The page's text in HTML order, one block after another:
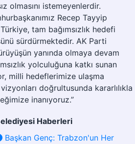
olmasını istemeyenlerdir.
Recep Tayyip
tam bağımsızlık hedefi
sürdürmektedir. AK Parti
yanında olmaya devam
yolculuğuna katkı sunan
milli hedeflerimize ulaşma
doğrultusunda kararlılıkla
inanıyoruz.”
Haberleri
Başkan Genç: Trabzon'un Her